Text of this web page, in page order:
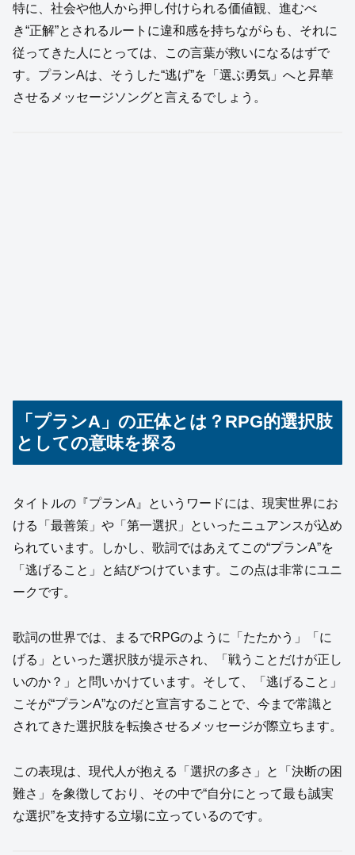
特に、社会や他人から押し付けられる価値観、進むべ
き“正解”とされるルートに違和感を持ちながらも、それに
従ってきた人にとっては、この言葉が救いになるはずで
す。プランAは、そうした“逃げ”を「選ぶ勇気」へと昇華
させるメッセージソングと言えるでしょう。
「プランA」の正体とは？RPG的選択肢
としての意味を探る
タイトルの『プランA』というワードには、現実世界にお
ける「最善策」や「第一選択」といったニュアンスが込め
られています。しかし、歌詞ではあえてこの“プランA”を
「逃げること」と結びつけています。この点は非常にユニ
ークです。
歌詞の世界では、まるでRPGのように「たたかう」「に
げる」といった選択肢が提示され、「戦うことだけが正し
いのか？」と問いかけています。そして、「逃げること」
こそが“プランA”なのだと宣言することで、今まで常識と
されてきた選択肢を転換させるメッセージが際立ちます。
この表現は、現代人が抱える「選択の多さ」と「決断の困
難さ」を象徴しており、その中で“自分にとって最も誠実
な選択”を支持する立場に立っているのです。